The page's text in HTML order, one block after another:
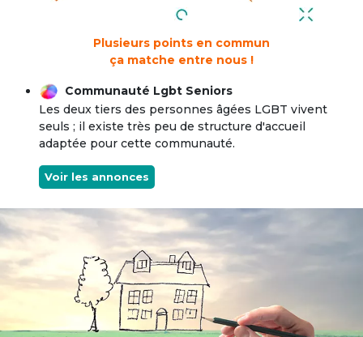
Plusieurs points en commun
ça matche entre nous !
Communauté Lgbt Seniors
Les deux tiers des personnes âgées LGBT vivent
seuls ; il existe très peu de structure d'accueil
adaptée pour cette communauté.
Voir les annonces